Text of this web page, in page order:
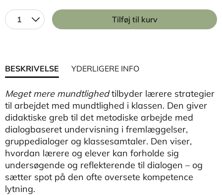
1 Tilføj til kurv
BESKRIVELSE YDERLIGERE INFO
Meget mere mundtlighedtilbyder lærere strategier
til arbejdet med mundtlighed i klassen. Den giver
didaktiske greb til det metodiske arbejde med
dialogbaseret undervisning i fremlæggelser,
gruppedialoger og klassesamtaler. Den viser,
hvordan lærere og elever kan forholde sig
undersøgende og reflekterende til dialogen – og
sætter spot på den ofte oversete kompetence
lytning.